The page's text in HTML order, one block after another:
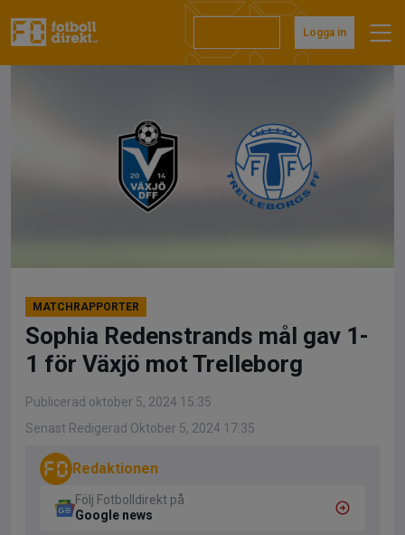
till
Logga in
MATCHRAPPORTER
Sophia Redenstrands mål gav 1-
1 för Växjö mot Trelleborg
Publicerad oktober 5, 2024 15:35
Senast Redigerad Oktober 5, 2024 17:35
Redaktionen
Följ Fotbolldirekt på
Google news